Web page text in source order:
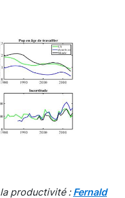
productivité : Fernald